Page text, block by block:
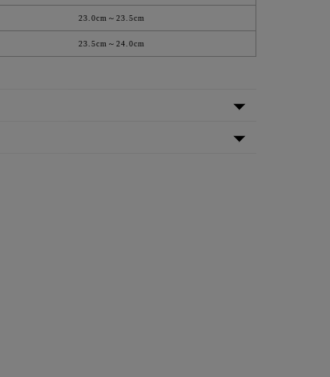
23.0cm～23.5cm
23.5cm～24.0cm